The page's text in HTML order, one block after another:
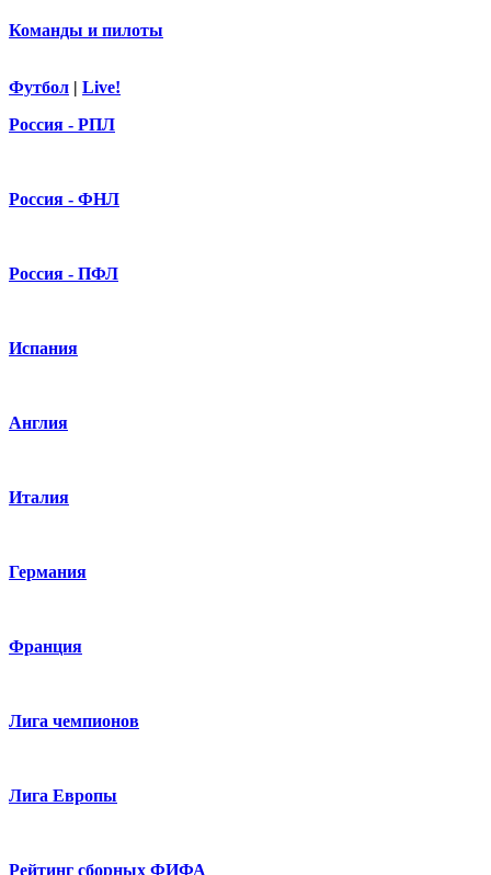
Команды и пилоты
Футбол | Live!
Россия - РПЛ
Россия - ФНЛ
Россия - ПФЛ
Испания
Англия
Италия
Германия
Франция
Лига чемпионов
Лига Европы
Рейтинг сборных ФИФА